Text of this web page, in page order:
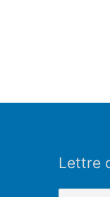
Lettre